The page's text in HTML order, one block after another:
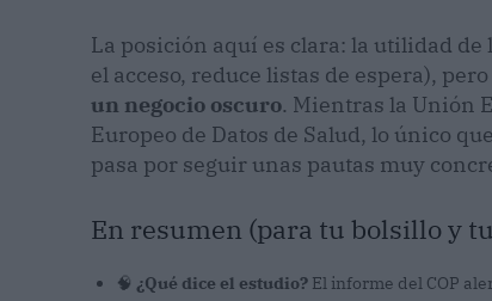
La posición aquí es clara: la utilidad de
el acceso, reduce listas de espera), pero
un negocio oscuro. Mientras la Unión
Europeo de Datos de Salud, lo único
pasa por seguir unas pautas muy
En resumen (para tu bolsillo y
🧠 ¿Qué dice el estudio? El informe del COP